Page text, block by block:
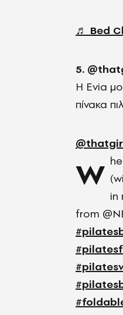
♬ Bed
5.
Η Evia
πίνακα
w
in
from